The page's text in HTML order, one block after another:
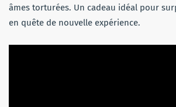
âmes torturées. Un cadeau idéal pour
en quête de nouvelle expérience.